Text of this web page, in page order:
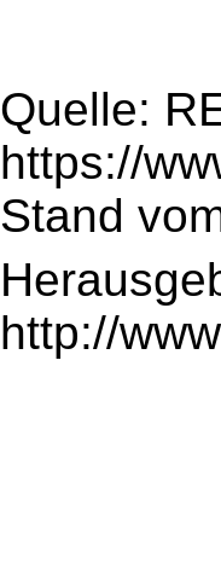
Quelle:
https://
Stand
http://